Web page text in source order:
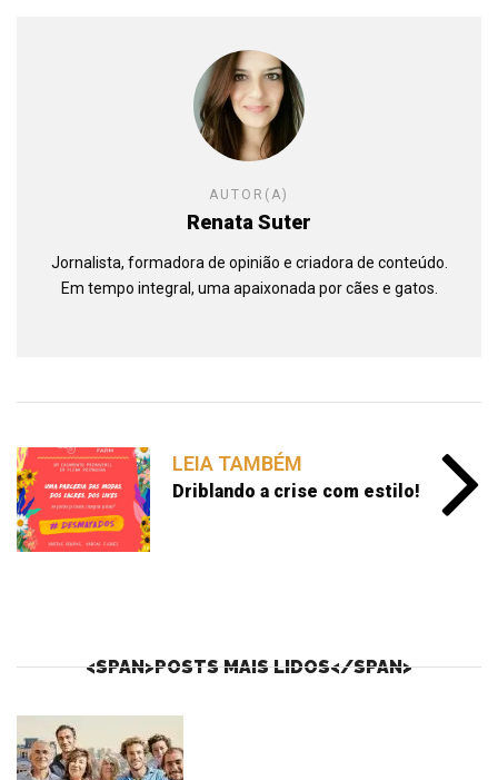
AUTOR(A)
Renata Suter
Jornalista, formadora de opinião e criadora de conteúdo.
Em tempo integral, uma apaixonada por cães e gatos.
LEIA TAMBÉM
Driblando a crise com estilo!
<SPAN>POSTS MAIS LIDOS</SPAN>